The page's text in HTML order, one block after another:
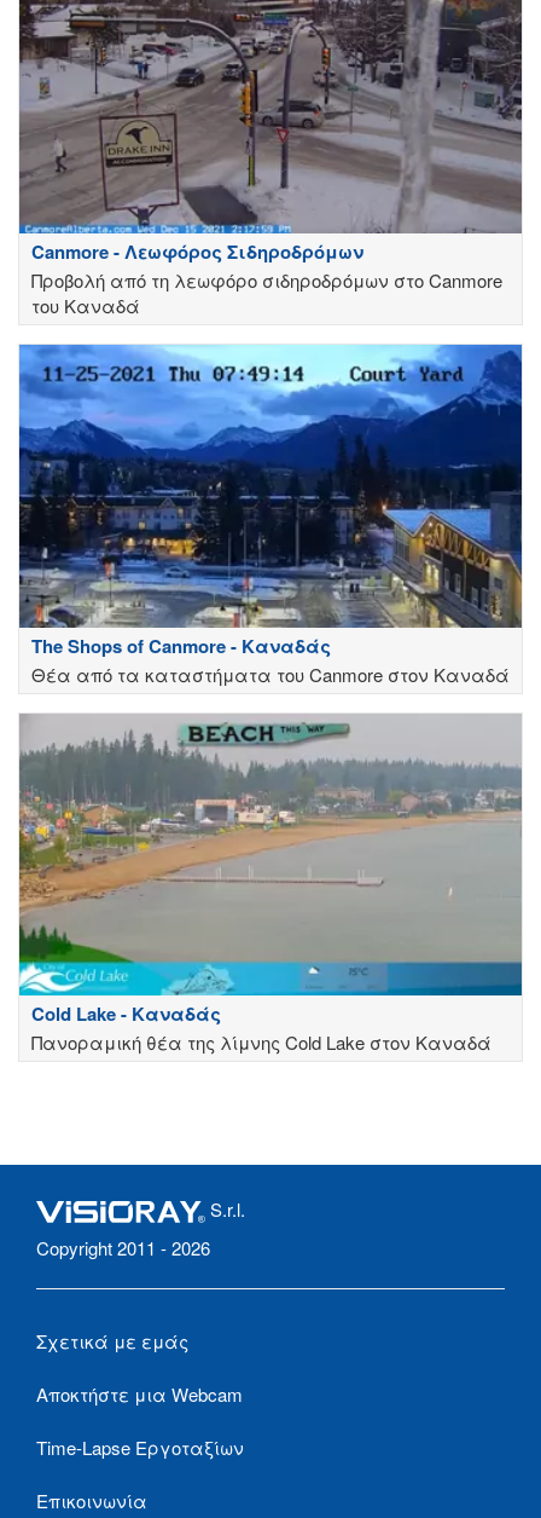
Canmore - Λεωφόρος Σιδηροδρόμων
Προβολή από τη λεωφόρο σιδηροδρόμων στο Canmore
του Καναδά
The Shops of Canmore - Καναδάς
Θέα από τα καταστήματα του Canmore στον Καναδά
Cold Lake - Καναδάς
Πανοραμική θέα της λίμνης Cold Lake στον Καναδά
S.r.l.
Copyright 2011 - 2026
Σχετικά με εμάς
Αποκτήστε μια Webcam
Time-Lapse Εργοταξίων
Επικοινωνία